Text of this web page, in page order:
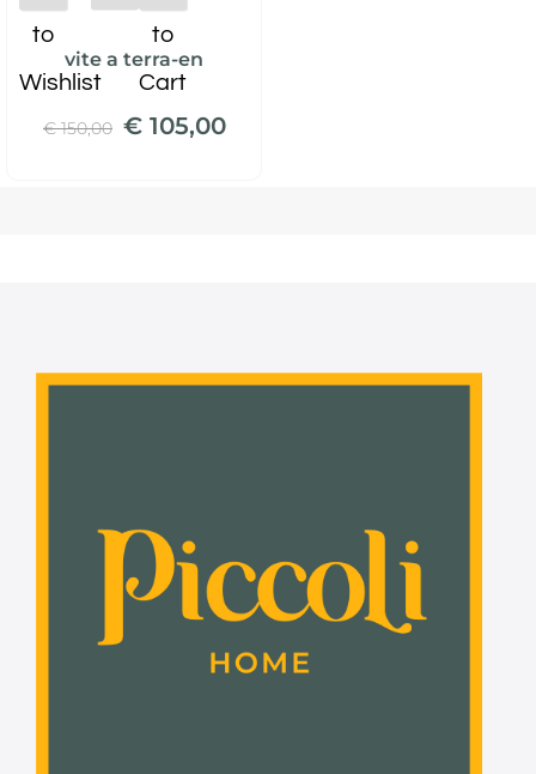
to
Wishlist
to
Cart
vite a terra-en
€ 150,00 € 105,00